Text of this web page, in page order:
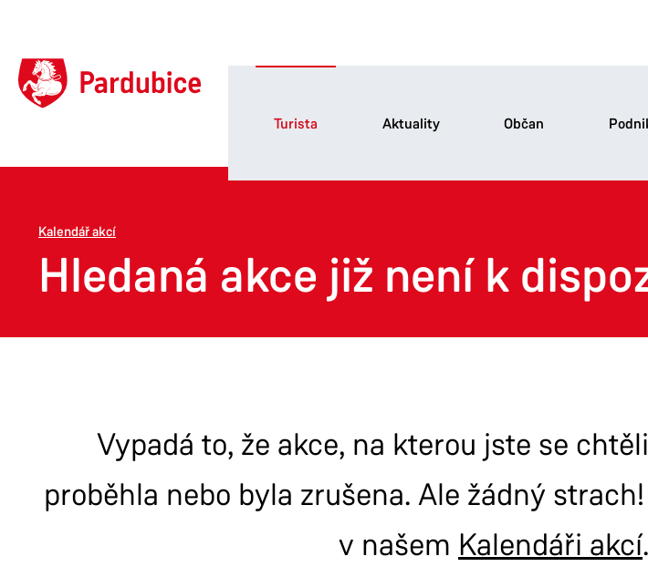
Turista Aktuality Občan
Kalendář akcí
Hledaná akce již není k
Vypadá to, že akce, na kterou jste se
proběhla nebo byla zrušena. Ale žádný
v našem Kalendáři akcí